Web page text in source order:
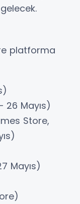
platforma
26 Mayıs)
Store,
Mayıs)